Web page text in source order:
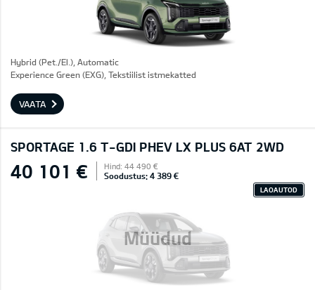
Hybrid (Pet./El.), Automatic
Experience Green (EXG), Tekstiilist istmekatted
VAATA
SPORTAGE 1.6 T-GDI PHEV LX PLUS 6AT 2WD
Müüdud
40 101 € Hind: 44 490 €
Soodustus: 4 389 €
LAOAUTOD